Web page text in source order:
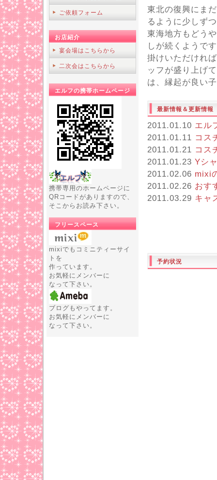
東北の復興にま
るように少しず
東海地方もどう
しが続くようで
掛けいただけれ
ッフが盛り上げ
は、縁起が良い
最新情報＆更新情報
2011.01.10 エル
2011.01.11 コス
2011.01.21 コス
2011.01.23 Yシ
2011.02.06 mixi
2011.02.26 おす
2011.03.29 キャ
予約状況
ご依頼フォーム
お店紹介
宴会場はこちらから
二次会はこちらから
エルフの携帯ホームページ
携帯専用のホームページに
QRコードがありますので、
そこからお読み下さい。
フリースペース
mixiでもコミニティーサイ
トを
作っています。
お気軽にメンバーに
なって下さい。
ブログもやってます。
お気軽にメンバーに
なって下さい。